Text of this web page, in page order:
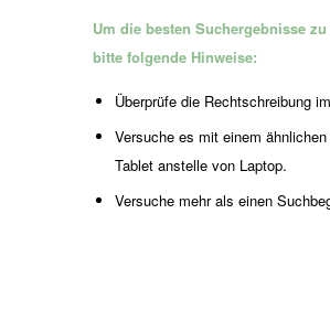
Um die besten Suchergebnisse
bitte folgende Hinweise:
Überprüfe die Rechtschreibung
Versuche es mit einem
Tablet anstelle von Laptop.
Versuche mehr als einen